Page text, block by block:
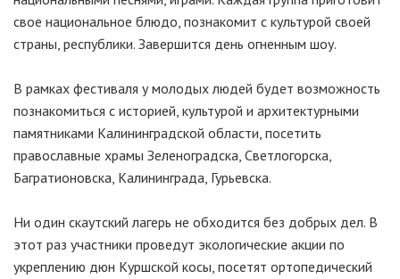
свое национальное блюдо, познакомит с культурой своей
страны, республики. Завершится день огненным шоу.
В рамках фестиваля у молодых людей будет возможность
познакомиться с историей, культурой и архитектурными
памятниками Калининградской области, посетить
православные храмы Зеленоградска, Светлогорска,
Багратионовска, Калининграда, Гурьевска.
Ни один скаутский лагерь не обходится без добрых дел. В
этот раз участники проведут экологические акции по
укреплению дюн Куршской косы, посетят ортопедический